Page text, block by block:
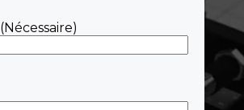
(Nécessaire)